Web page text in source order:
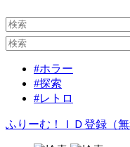
#ホラー
#探索
#レトロ
ふりーむ！ＩＤ登録（無